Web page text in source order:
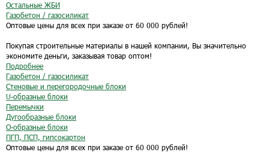
Остальные ЖБИ
Газобетон / газосиликат
Оптовые цены для всех при заказе от 60 000 рублей!
Покупая строительные материалы в нашей компании, Вы значительно
экономите деньги, заказывая товар оптом!
Подробнее
Газобетон / газосиликат
Стеновые и перегородочные блоки
U-образные блоки
Перемычки
Дугообразные блоки
O-образные блоки
ПГП, ПСП, гипсокартон
Оптовые цены для всех при заказе от 60 000 рублей!